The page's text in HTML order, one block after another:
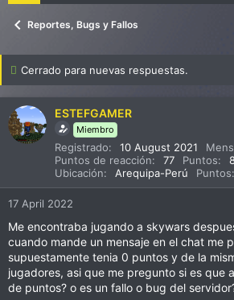
Reportes, Bugs y Fallos
Cerrado para nuevas respuestas.
ESTEFGAMER
Miembro
Registrado 10 August 2021
Puntos de reacción
77 Puntos
Ubicación
Arequipa-Perú Puntos
17 April 2022
Me encontraba jugando a skywars
cuando mande un mensaje en el chat me
supuestamente tenia 0 puntos y de la
jugadores, asi que me pregunto si es que
de puntos? o es un fallo o bug del